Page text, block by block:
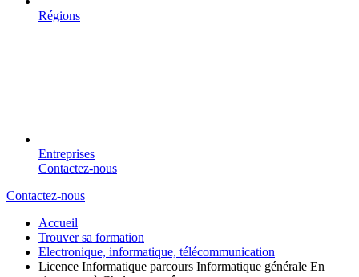
Régions
Entreprises
Contactez-nous
Contactez-nous
Accueil
Trouver sa formation
Electronique, informatique, télécommunication
Licence Informatique parcours Informatique générale En